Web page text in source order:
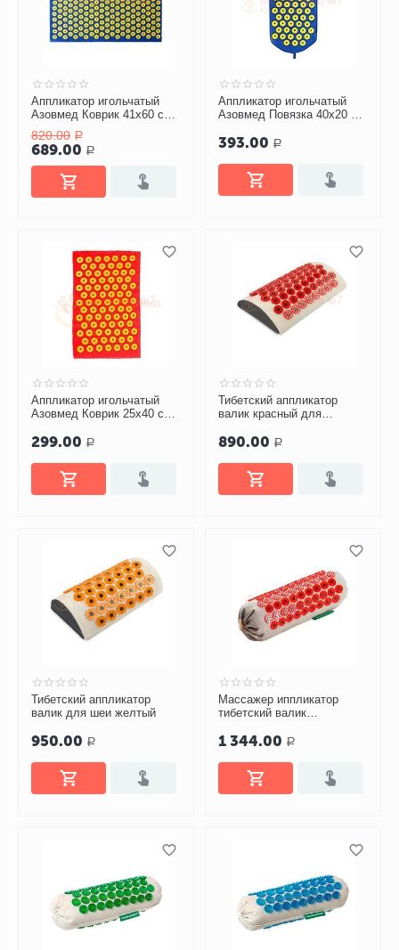
Аппликатор игольчатый
Азовмед Коврик 41х60 см
(242 шт.)
820.00 Р
689.00 Р
Аппликатор игольчатый
Азовмед Повязка 40х20 см
393.00 Р
Аппликатор игольчатый
Азовмед Коврик 25х40 см
299.00 Р
Тибетский аппликатор
валик красный для
890.00 Р
Тибетский аппликатор
валик для шеи желтый
950.00 Р
Массажер иппликатор
тибетский валик
1 344.00 Р